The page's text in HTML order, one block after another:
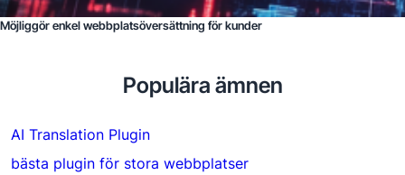
Möjliggör enkel webbplatsöversättning för kunder
Populära ämnen
AI Translation Plugin
bästa plugin för stora webbplatser